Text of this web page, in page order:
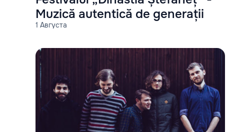
1 Августа
Muzică autentică de generații